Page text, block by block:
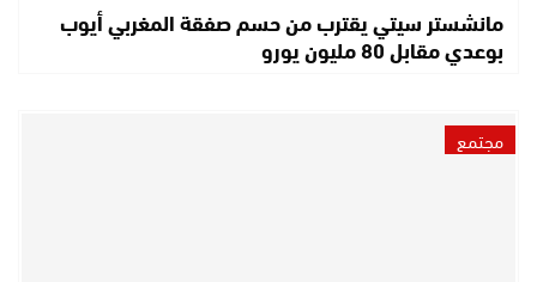
مانشستر سيتي يقترب من حسم صفقة المغربي أيوب
بوعدي مقابل 80 مليون يورو
مجتمع